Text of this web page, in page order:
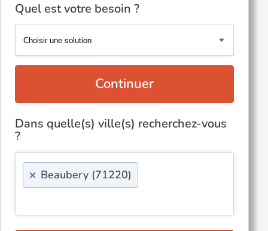
Quel est votre besoin ?
Continuer
Dans quelle(s) ville(s) recherchez-vous
?
× Beaubery (71220)